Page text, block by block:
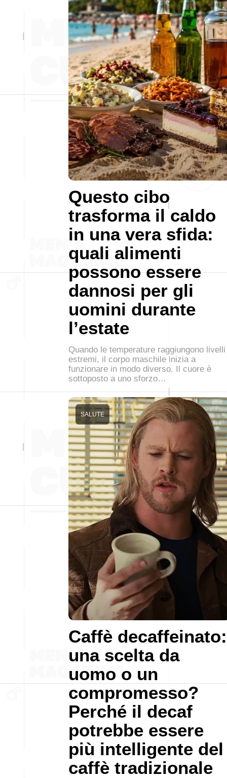
Questo cibo
trasforma il caldo
in una vera sfida:
quali alimenti
possono essere
dannosi per gli
uomini durante
l’estate
Quando le temperature raggiungono livelli
estremi, il corpo maschile inizia a
funzionare in modo diverso. Il cuore è
sottoposto a uno sforzo…
Caffè decaffeinato:
una scelta da
uomo o un
compromesso?
Perché il decaf
potrebbe essere
più intelligente del
caffè tradizionale
SALUTE